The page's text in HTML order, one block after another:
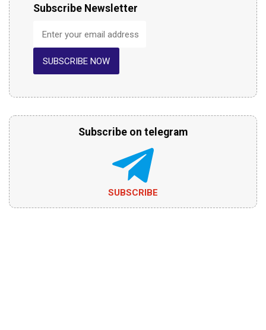
Subscribe Newsletter
SUBSCRIBE NOW
Subscribe on telegram
SUBSCRIBE